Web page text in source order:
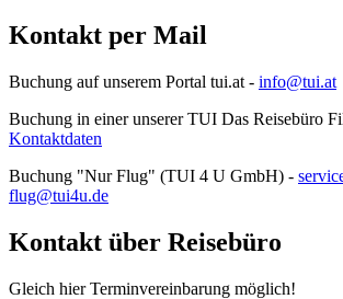
Kontakt per Mail
Buchung auf unserem Portal tui.at - info@tui.at
Buchung in einer unserer TUI Das Reisebüro
Kontaktdaten
Buchung "Nur Flug" (TUI 4 U GmbH) -
flug@tui4u.de
Kontakt über Reisebüro
Gleich hier Terminvereinbarung möglich!